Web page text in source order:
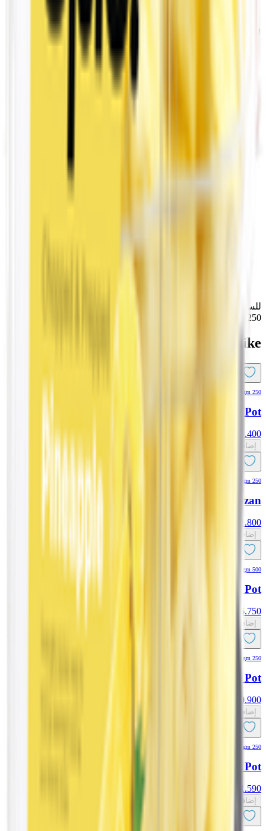
ألفانسو مانجا من إبك!
للسرطان، وكذلك تحسين المناعة وصحة الجهاز الهضمي والعين -
250 جم
You might also like
250 gm
EPIC! 3 Berry Pot
3.400
إضافة
250 gm
EPIC! Smoked Turkey By Khazan
1.800
إضافة
500 gm
EPIC! 3 Berry Pot
6.750
إضافة
250 gm
EPIC! Watermelon Pot
0.900
إضافة
250 gm
EPIC! Pomegranate Pot
1.590
إضافة